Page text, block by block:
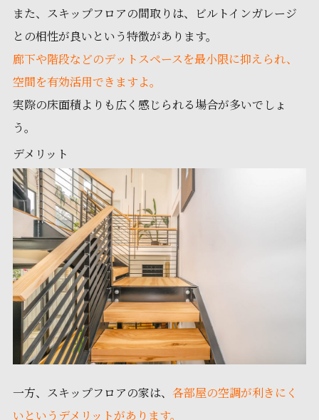
また、スキップフロアの間取りは、ビルトインガレージ
との相性が良いという特徴があります。
廊下や階段などのデットスペースを最小限に抑えられ、
空間を有効活用できますよ。
実際の床面積よりも広く感じられる場合が多いでしょ
う。
デメリット
一方、スキップフロアの家は、 各部屋の空調が利きにく
いというデメリットがあります。